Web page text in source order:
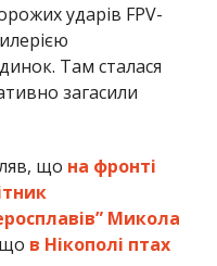
ударів FPV-
Там сталася
загасили
що на фронті
Микола
в Нікополі птах